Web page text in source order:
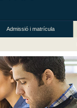
Admissió i matrícula